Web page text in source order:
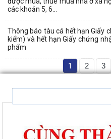
các khoản 5, 6...
Thông báo tàu cá hết hạn Giấy
kiểm) và hết hạn Giấy chứng
phẩm
1 2 3